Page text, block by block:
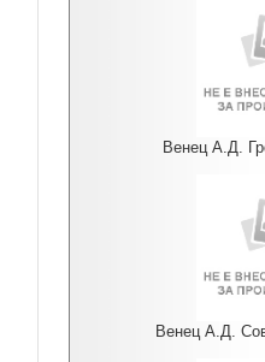
Венец А.Д.
Венец А.Д.